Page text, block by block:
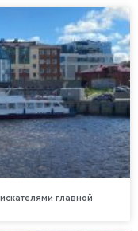
главной